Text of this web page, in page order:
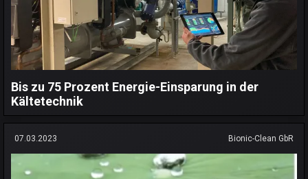
Bis zu 75 Prozent Energie-Einsparung in der
Kältetechnik
07.03.2023 Bionic-Clean GbR